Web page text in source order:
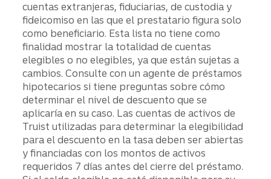
cuentas extranjeras, fiduciarias, de custodia y
fideicomiso en las que el prestatario figura solo
como beneficiario. Esta lista no tiene como
finalidad mostrar la totalidad de cuentas
elegibles o no elegibles, ya que están sujetas a
cambios. Consulte con un agente de préstamos
hipotecarios si tiene preguntas sobre cómo
determinar el nivel de descuento que se
aplicaría en su caso. Las cuentas de activos de
Truist utilizadas para determinar la elegibilidad
para el descuento en la tasa deben ser abiertas
y financiadas con los montos de activos
requeridos 7 días antes del cierre del préstamo.